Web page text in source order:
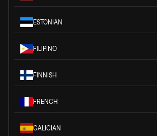
ESTONIAN
FILIPINO
FINNISH
FRENCH
GALICIAN